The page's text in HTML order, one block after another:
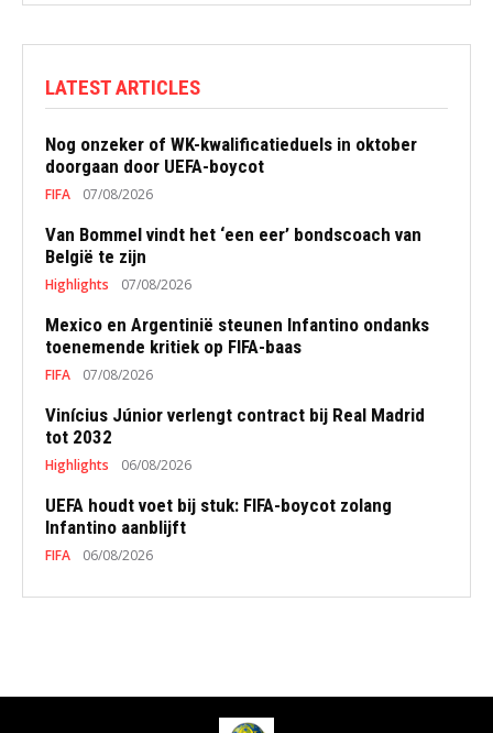
LATEST ARTICLES
Nog onzeker of WK-kwalificatieduels in oktober
doorgaan door UEFA-boycot
FIFA 07/08/2026
Van Bommel vindt het ‘een eer’ bondscoach van
België te zijn
Highlights 07/08/2026
Mexico en Argentinië steunen Infantino ondanks
toenemende kritiek op FIFA-baas
FIFA 07/08/2026
Vinícius Júnior verlengt contract bij Real Madrid
tot 2032
Highlights 06/08/2026
UEFA houdt voet bij stuk: FIFA-boycot zolang
Infantino aanblijft
FIFA 06/08/2026